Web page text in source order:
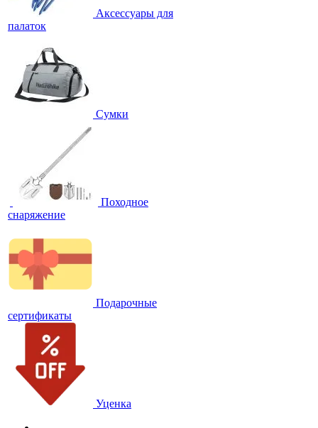
Аксессуары для
палаток
Сумки
Походное
снаряжение
Подарочные
сертификаты
Уценка